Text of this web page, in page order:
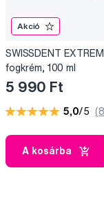
Akció
SWISSDENT
fogkrém, 100 ml
5 990 Ft
5,0/5
A kosárba